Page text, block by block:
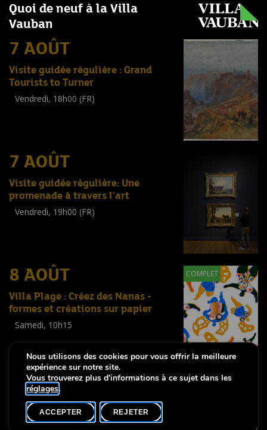
Quoi de neuf à la Villa
Vauban
7 AOÛT
Visite guidée régulière : Grand
Tourists to Turner
Vendredi, 18h00 (FR)
7 AOÛT
Visite guidée régulière: Une
promenade à travers l'art
Vendredi, 19h00 (FR)
8 AOÛT COMPLET
Villa Plage : Créez des Nanas -
formes et créations sur papier
Samedi, 10h15
Enfants Familles Adultes
Notice légale-
Copyright © 2026, Lëtzebuerg City Museum. Tous droits réservés
Nous utilisons des cookies pour vous offrir la meilleure
expérience sur notre site.
Vous trouverez plus d'informations à ce sujet dans les
réglages.
ACCEPTER REJETER